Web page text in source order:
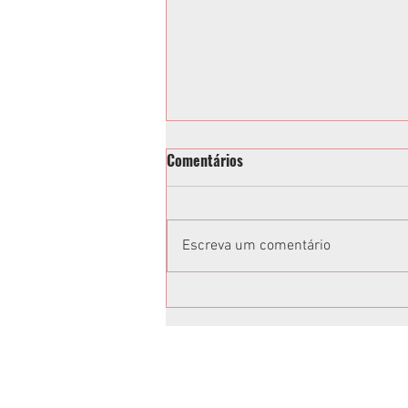
Vereadora acusa Tathiana
Comentários
Escreva um comentário